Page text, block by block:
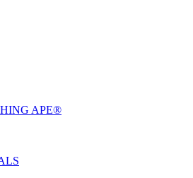
APE®